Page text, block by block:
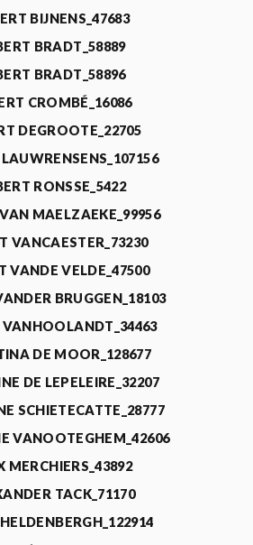
BIJNENS_47683
BRADT_58889
BRADT_58896
CROMBÉ_16086
DEGROOTE_22705
RONSSE_5422
MAELZAEKE_99956
VANCAESTER_73230
VANDE VELDE_47500
BRUGGEN_18103
VANHOOLANDT_34463
DE MOOR_128677
DE LEPELEIRE_32207
SCHIETECATTE_28777
VANOOTEGHEM_42606
MERCHIERS_43892
TACK_71170